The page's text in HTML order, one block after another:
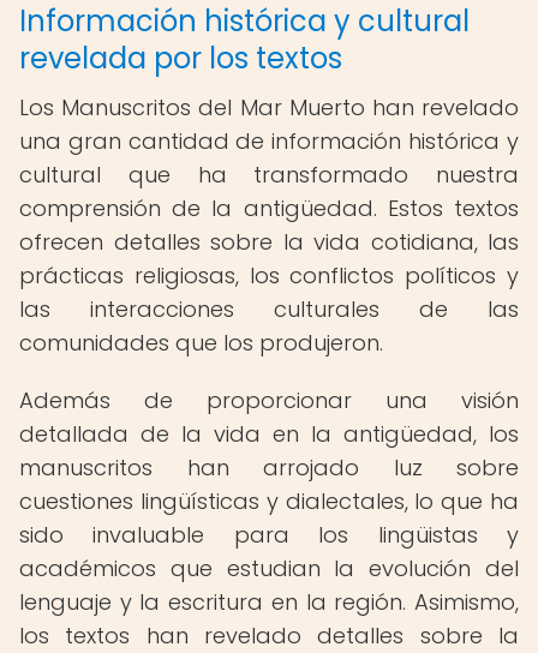
Información histórica y cultural
revelada por los textos
Los Manuscritos del Mar Muerto han revelado
una gran cantidad de información histórica y
cultural que ha transformado nuestra
comprensión de la antigüedad. Estos textos
ofrecen detalles sobre la vida cotidiana, las
prácticas religiosas, los conflictos políticos y
las interacciones culturales de las
comunidades que los produjeron.
Además de proporcionar una visión
detallada de la vida en la antigüedad, los
manuscritos han arrojado luz sobre
cuestiones lingüísticas y dialectales, lo que ha
sido invaluable para los lingüistas y
académicos que estudian la evolución del
lenguaje y la escritura en la región. Asimismo,
los textos han revelado detalles sobre la